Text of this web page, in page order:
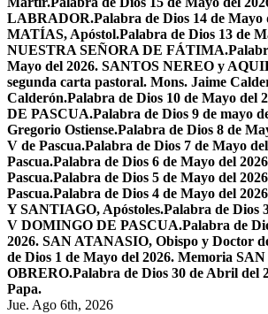
LABRADOR.Palabra de Dios 14 de Mayo
MATÍAS, Apóstol.Palabra de Dios 13 de
NUESTRA SEÑORA DE FÁTIMA.
Mayo del 2026. SANTOS NEREO y
segunda carta pastoral. Mons. Jaime
Calderón.Palabra de Dios 10 de Mayo del
DE PASCUA.Palabra de Dios 9 de mayo
Gregorio Ostiense.Palabra de Dios 8 de
V de Pascua.Palabra de Dios 7 de Mayo
Pascua.Palabra de Dios 6 de Mayo del
Pascua.Palabra de Dios 5 de Mayo del
Pascua.Palabra de Dios 4 de Mayo del
Y SANTIAGO, Apóstoles.Palabra de Dios
V DOMINGO DE PASCUA.Palabra de
2026. SAN ATANASIO, Obispo y Doctor
de Dios 1 de Mayo del 2026. Memoria SAN
OBRERO.Palabra de Dios 30 de Abril del
Papa.
Jue. Ago 6th, 2026